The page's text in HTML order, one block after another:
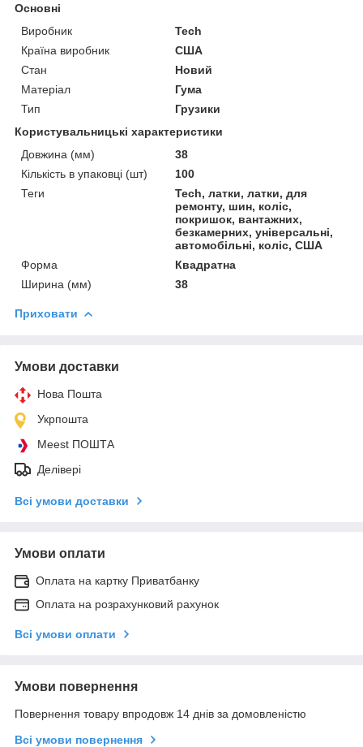
Основні
Виробник
Tech
Країна виробник
США
Стан
Новий
Матеріал
Гума
Тип
Грузики
Користувальницькі характеристики
Довжина (мм)
38
Кількість в упаковці (шт)
100
Теги
Tech, латки, латки, для
ремонту, шин, коліс,
покришок, вантажних,
безкамерних, універсальні,
автомобільні, коліс, США
Форма
Квадратна
Ширина (мм)
38
Приховати
Умови доставки
Нова Пошта
Укрпошта
Meest ПОШТА
Делівері
Всі умови доставки
Умови оплати
Оплата на картку Приватбанку
Оплата на розрахунковий рахунок
Всі умови оплати
Умови повернення
Повернення товару впродовж 14 днів за домовленістю
Всі умови повернення